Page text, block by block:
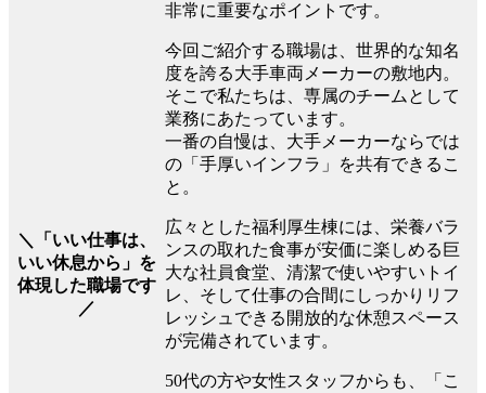
＼「いい仕事は、
いい休息から」を
体現した職場です
／
非常に重要なポイントです。
今回ご紹介する職場は、世界的な知名
度を誇る大手車両メーカーの敷地内。
そこで私たちは、専属のチームとして
業務にあたっています。
一番の自慢は、大手メーカーならでは
の「手厚いインフラ」を共有できるこ
と。
広々とした福利厚生棟には、栄養バラ
ンスの取れた食事が安価に楽しめる巨
大な社員食堂、清潔で使いやすいトイ
レ、そして仕事の合間にしっかりリフ
レッシュできる開放的な休憩スペース
が完備されています。
50代の方や女性スタッフからも、「こ